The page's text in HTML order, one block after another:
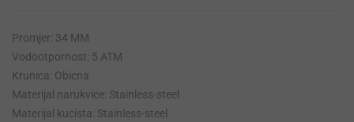
Promjer: 34 MM
Vodootpornost: 5 ATM
Krunica: Obicna
Materijal narukvice: Stainless-steel
Materijal kucista: Stainless-steel